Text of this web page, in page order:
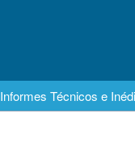
Informes Técnicos e